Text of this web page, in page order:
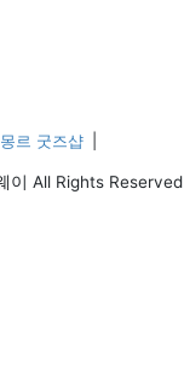
몽르 굿즈샵
이 All Rights Reserved